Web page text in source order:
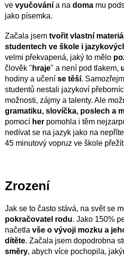
ve vyučování a na doma mu
jako písemka.
Začala jsem tvořit vlastní
studentech ve škole i
velmi překvapená, jaký to mělo
člověk " hraje" a není pod tlakem,
hodiny a učení se těší.
studentů nestali jazykoví
možnosti, zájmy a talenty. Ale
gramatiku, slovíčka, poslech a
pomocí her pomohla i těm
nedívat se na jazyk jako na
45 minutový vopruz ve škole přežít
Zrození
Jak se to často stává, na svět se
pokračovatel rodu. Jako 150%
načetla vše o vývoji mozku a
dítěte. Začala jsem dopodrobna
směry, abych více pochopila,